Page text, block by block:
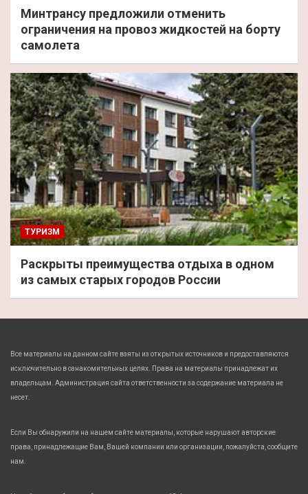
Минтрансу предложили отменить
ограничения на провоз жидкостей на борту
самолета
ТУРИЗМ
Раскрыты преимущества отдыха в одном
из самых старых городов России
Все материалы на данном сайте взяты из открытых источников и предоставляются
исключительно в ознакомительных целях. Права на материалы принадлежат их
владельцам. Администрация сайта ответственности за содержание материала не
несет.
Если Вы обнаружили на нашем сайте материалы, которые нарушают авторские
права, принадлежащие Вам, Вашей компании или организации, пожалуйста, сообщите
нам.